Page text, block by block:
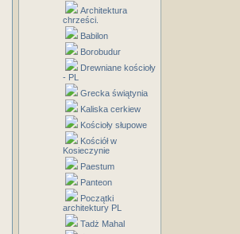
Architektura
chrześci.
Babilon
Borobudur
Drewniane kościoły
- PL
Grecka świątynia
Kaliska cerkiew
Kościoły słupowe
Kościół w
Kosieczynie
Paestum
Panteon
Początki
architektury PL
Tadż Mahal